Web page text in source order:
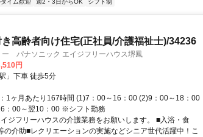
イム歓迎 週2・3日からOK シフト制
高齢者向け住宅(正社員/介護福祉士)/34236
ー パナソニック エイジフリーハウス堺鳳
円
」下車 徒歩5分
1ヶ月あたり167時間 (1)7：00～16：00 (2)9：00～18：00
：00～翌10：00 ※シフト勤務
ジフリーハウスの介護業務をお願いします。 ■入浴・食
の介助■レクリエーションの実施などシニア世代活躍中！こ